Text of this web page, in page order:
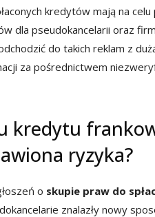
kredytów mają na
dla pseudokancelarii oraz
do takich reklam z
za pośrednictwem
kredytu
ryzyka?
o skupie praw do
znalazły nowy